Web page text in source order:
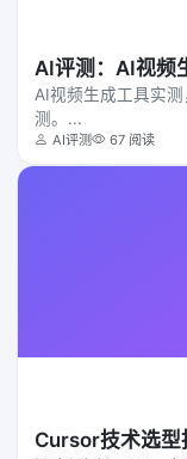
AI评测：AI视频
AI视频生成工具实
测。...
AI评测 67 阅读
Cursor技术选型